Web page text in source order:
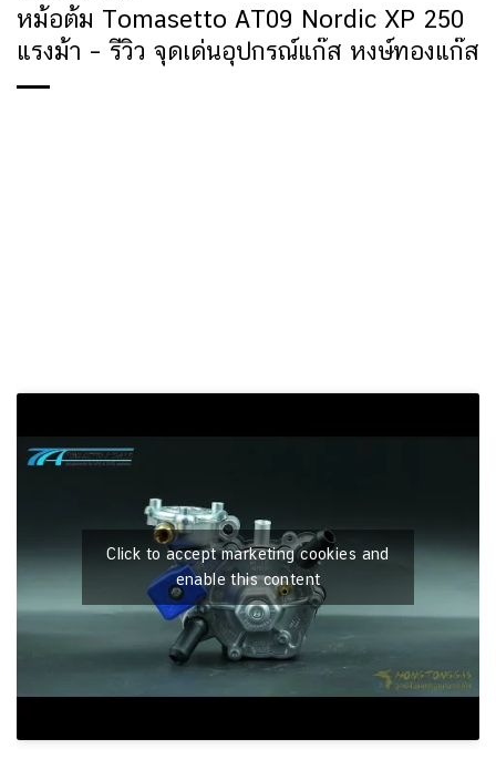
หม้อต้ม Tomasetto AT09 Nordic XP 250
แรงม้า – รีวิว จุดเด่นอุปกรณ์แก๊ส หงษ์ทองแก๊ส
Click to accept marketing cookies and
enable this content